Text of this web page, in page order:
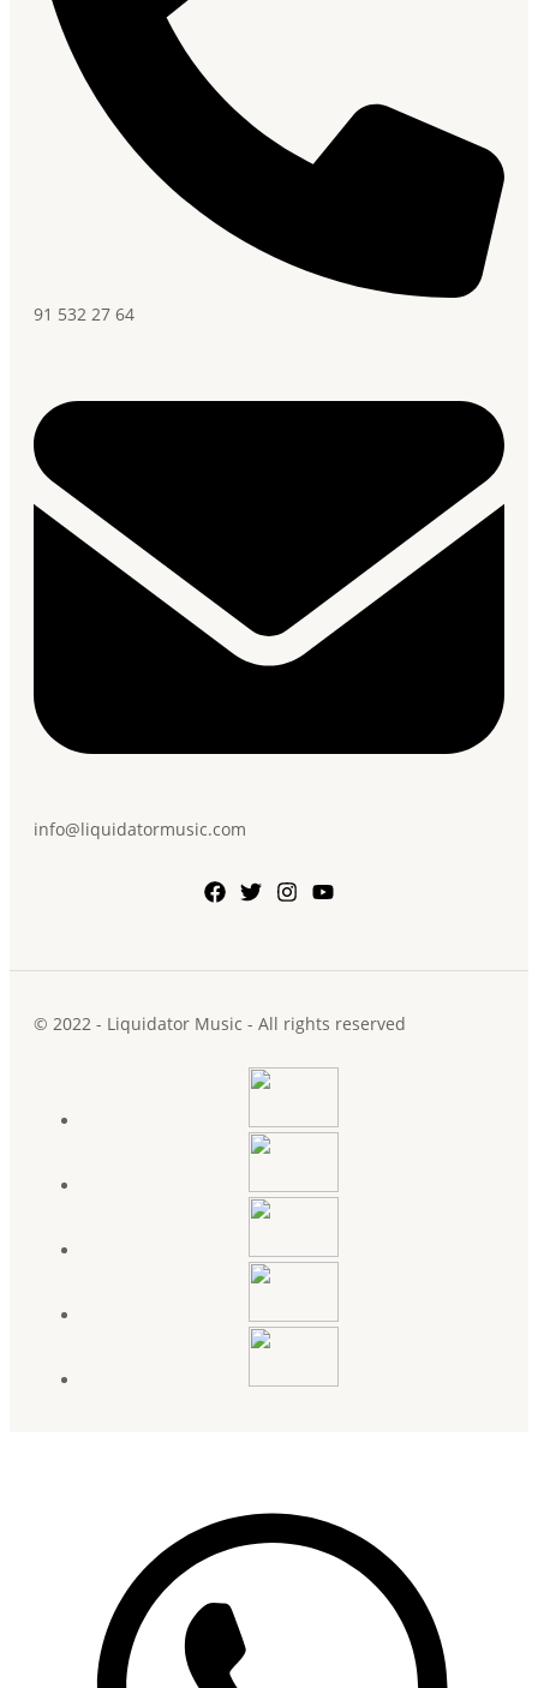
91 532 27 64
info@liquidatormusic.com
© 2022 - Liquidator Music - All rights reserved